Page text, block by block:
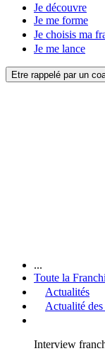
Je découvre
Je me forme
Je choisis ma
Je me lance
Etre rappelé par un
...
Toute la
Actualités
Actualité
Interview